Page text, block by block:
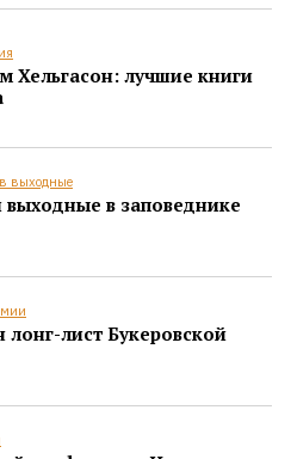
Хельгасон: лучшие книги
выходные
выходные в заповеднике
лонг-лист Букеровской